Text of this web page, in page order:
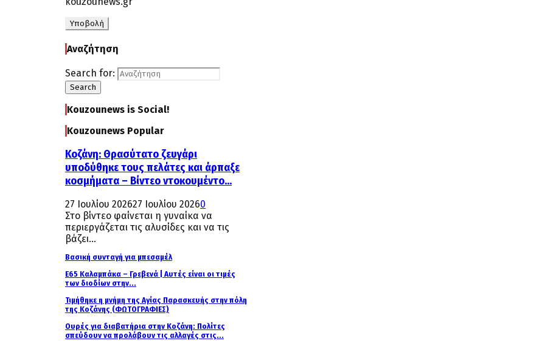
Αναζήτηση
Search for:
Search
Kouzounews is Social!
Kouzounews Popular
Κοζάνη: Θρασύτατο ζευγάρι
υποδύθηκε τους πελάτες και άρπαξε
κοσμήματα – Βίντεο ντοκουμέντο...
27 Ιουλίου 202627 Ιουλίου 20260
Στο βίντεο φαίνεται η γυναίκα να
περιεργάζεται τις αλυσίδες και να τις
βάζει...
Βασική συνταγή για μπεσαμέλ
Ε65 Καλαμπάκα – Γρεβενά | Αυτές είναι οι τιμές
των διοδίων στην...
Τιμήθηκε η μνήμη της Αγίας Παρασκευής στην πόλη
της Κοζάνης (ΦΩΤΟΓΡΑΦΙΕΣ)
Ουρές για διαβατήρια στην Κοζάνη: Πολίτες
σπεύδουν να προλάβουν τις αλλαγές στις...